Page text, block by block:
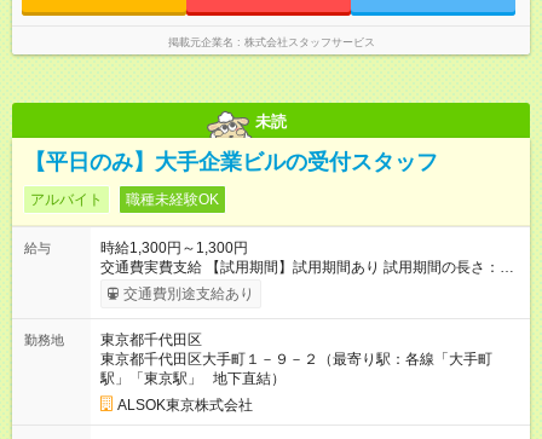
掲載元企業名 株式会社スタッフサービス
未読
【平日のみ】大手企業ビルの受付スタッフ
アルバイト 職種未経験OK
給与
時給1,300円～1,300円
交通費実費支給 【試用期間】試用期間あり 試用期間の長さ：6
ヶ月 雇用形態、給与は本採用時と同じです。
交通費別途支給あり
勤務地
東京都千代田区
東京都千代田区大手町１－９－２（最寄り駅：各線「大手町
駅」「東京駅」 地下直結）
ALSOK東京株式会社